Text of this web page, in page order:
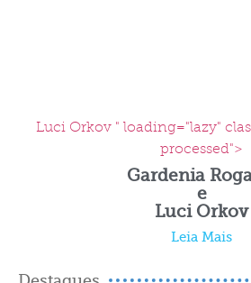
Luci Orkov " loading="lazy"
processed">
Gardenia
e
Luci Orkov
Leia Mais